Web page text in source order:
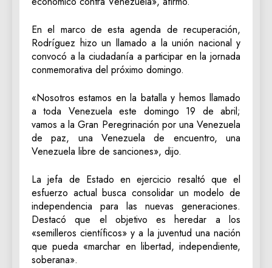
En el marco de esta agenda de recuperación,
Rodríguez hizo un llamado a la unión nacional y
convocó a la ciudadanía a participar en la jornada
conmemorativa del próximo domingo.
«Nosotros estamos en la batalla y hemos llamado
a toda Venezuela este domingo 19 de abril;
vamos a la Gran Peregrinación por una Venezuela
de paz, una Venezuela de encuentro, una
Venezuela libre de sanciones», dijo.
La jefa de Estado en ejercicio resaltó que el
esfuerzo actual busca consolidar un modelo de
independencia para las nuevas generaciones.
Destacó que el objetivo es heredar a los
«semilleros científicos» y a la juventud una nación
que pueda «marchar en libertad, independiente,
soberana».